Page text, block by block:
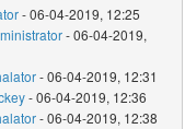
- 06-04-2019, 12:25
- 06-04-2019,
- 06-04-2019, 12:31
- 06-04-2019, 12:36
- 06-04-2019, 12:38